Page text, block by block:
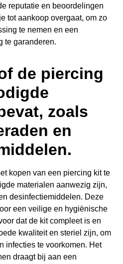
reputatie en beoordelingen
tot aankoop overgaat, om zo
te nemen en een
te garanderen.
de piercing
zoals
en
kopen van een piercing kit te
materialen aanwezig zijn,
desinfectiemiddelen. Deze
een veilige en hygiënische
dat de kit compleet is en
kwaliteit en steriel zijn, om
infecties te voorkomen. Het
draagt bij aan een